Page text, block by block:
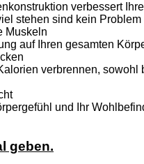
verbessert
stehen sind kein Problem
Muskeln
auf Ihren gesamten
verbrennen, sowohl
und Ihr
geben.